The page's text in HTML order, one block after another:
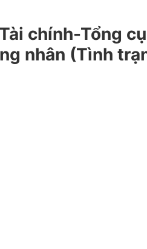
chính-Tổng
nhân (Tình